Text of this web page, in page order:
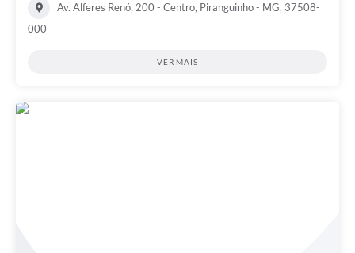
Av. Alferes Renó, 200 - Centro, Piranguinho - MG, 37508-
000
VER MAIS